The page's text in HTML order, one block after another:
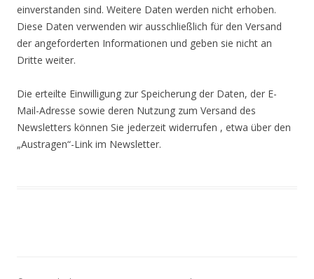
einverstanden sind. Weitere Daten werden nicht erhoben.
Diese Daten verwenden wir ausschließlich für den Versand
der angeforderten Informationen und geben sie nicht an
Dritte weiter.
Die erteilte Einwilligung zur Speicherung der Daten, der E-
Mail-Adresse sowie deren Nutzung zum Versand des
Newsletters können Sie jederzeit widerrufen , etwa über den
„Austragen“-Link im Newsletter.